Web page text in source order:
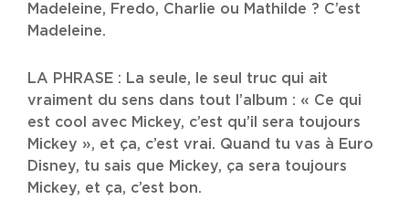
Madeleine, Fredo, Charlie ou Mathilde ? C’est
Madeleine.
LA PHRASE : La seule, le seul truc qui ait
vraiment du sens dans tout l’album : « Ce qui
est cool avec Mickey, c’est qu’il sera toujours
Mickey », et ça, c’est vrai. Quand tu vas à Euro
Disney, tu sais que Mickey, ça sera toujours
Mickey, et ça, c’est bon.